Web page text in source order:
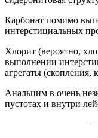
Карбонат помимо
интерстициальных
Хлорит (вероятно,
выполнении
агрегаты (скопления,
Анальцим в очень
пустотах и внутри